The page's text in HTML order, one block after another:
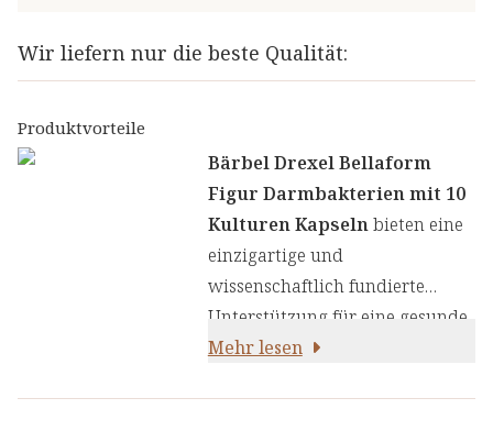
Wir liefern nur die beste Qualität:
Produktvorteile
Bärbel Drexel Bellaform
Figur Darmbakterien mit 10
Kulturen Kapselnbieten eine
einzigartige und
wissenschaftlich fundierte
Unterstützung für eine gesunde
Darmflora und erfolgreiches
Mehr lesen